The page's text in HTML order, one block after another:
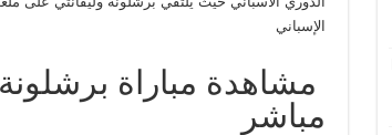
الإسباني
مشاهدة مباراة
مباشر